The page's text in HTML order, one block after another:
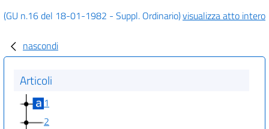
(GU n.16 del 18-01-1982 - Suppl. Ordinario)visualizza atto intero
nascondi
Articoli
1
2